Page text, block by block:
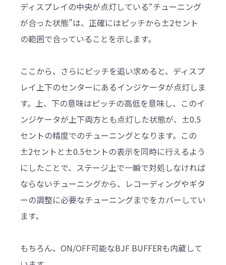
ディスプレイの中央が点灯している“チューニング
が合った状態”は、正確にはピッチから±2セント
の範囲で合っていることを示します。
ここから、さらにピッチを追い求めると、ディスプ
レイ上下のセンターにあるインジケータが点灯しま
す。上、下の意味はピッチの高低を意味し、このイ
ンジケータが上下両方とも点灯した状態が、±0.5
セントの精度でのチューニングとなります。この
±2セントと±0.5セントの表示を同時に行えるよう
にしたことで、ステージ上で一瞬で対処しなければ
ならないチューニングから、レコーディングやギタ
ーの調整に必要なチューニングまでをカバーしてい
ます。
もちろん、ON/OFF可能なBJF BUFFERも内蔵して